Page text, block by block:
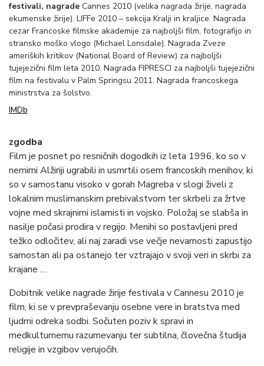
festivali, nagrade Cannes 2010 (velika nagrada žirije, nagrada
ekumenske žirije). LIFFe 2010 – sekcija Kralji in kraljice. Nagrada
cezar Francoske filmske akademije za najboljši film, fotografijo in
stransko moško vlogo (Michael Lonsdale). Nagrada Zveze
ameriških kritikov (National Board of Review) za najboljši
tujejezični film leta 2010. Nagrada FIPRESCI za najboljši tujejezični
film na festivalu v Palm Springsu 2011. Nagrada francoskega
ministrstva za šolstvo.
IMDb
zgodba
Film je posnet po resničnih dogodkih iz leta 1996, ko so v
nemirni Alžiriji ugrabili in usmrtili osem francoskih menihov, ki
so v samostanu visoko v gorah Magreba v slogi živeli z
lokalnim muslimanskim prebivalstvom ter skrbeli za žrtve
vojne med skrajnimi islamisti in vojsko. Položaj se slabša in
nasilje počasi prodira v regijo. Menihi so postavljeni pred
težko odločitev, ali naj zaradi vse večje nevarnosti zapustijo
samostan ali pa ostanejo ter vztrajajo v svoji veri in skrbi za
krajane …
Dobitnik velike nagrade žirije festivala v Cannesu 2010 je
film, ki se v prevpraševanju osebne vere in bratstva med
ljudmi odreka sodbi. Sočuten poziv k spravi in
medkulturnemu razumevanju ter subtilna, človečna študija
religije in vzgibov verujočih.